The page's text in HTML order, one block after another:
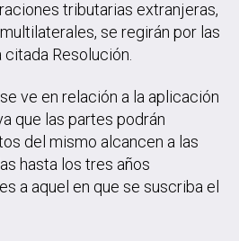
tributarias extranjeras,
se regirán por las
Resolución.
ve en relación a la aplicación
que las partes podrán
del mismo alcancen a las
hasta los tres años
a aquel en que se suscriba el